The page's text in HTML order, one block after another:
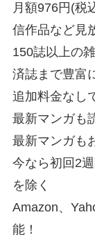
月額976円(税
信作品など見
150誌以上の
済誌まで豊富
追加料金なし
最新マンガも
最新マンガも
今なら初回2
を除く
Amazon、
能！